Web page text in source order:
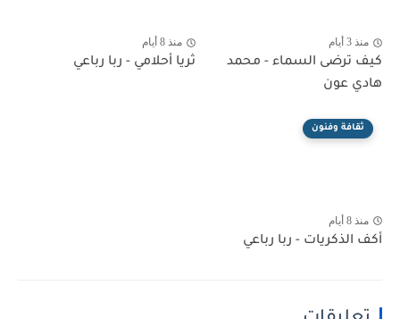
منذ 3 أيام
كيف ترضى السماء - محمد
هادي عون
منذ 8 أيام
ثريا أحلامي - ربا رباعي
ثقافة وفنون
منذ 8 أيام
أكف الذكريات - ربا رباعي